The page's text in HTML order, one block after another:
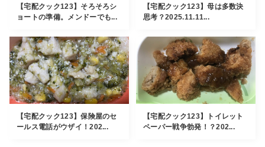
【宅配クック123】そろそろシ
ョートの準備。メンドーでも...
【宅配クック123】母は多数決
思考？2025.11.11...
【宅配クック123】保険屋のセ
ールス電話がウザイ！202...
【宅配クック123】トイレット
ペーパー戦争勃発！？202...